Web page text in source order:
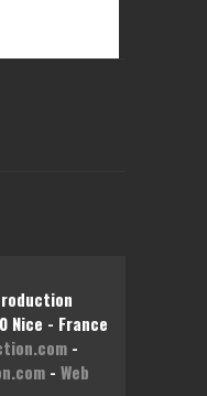
Nice - France
-
- Web